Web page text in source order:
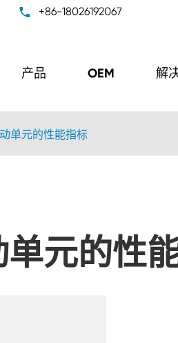
 +86-18026192067
产品
车载充电机单元
OEM 解
单元的性能指标
单元的性